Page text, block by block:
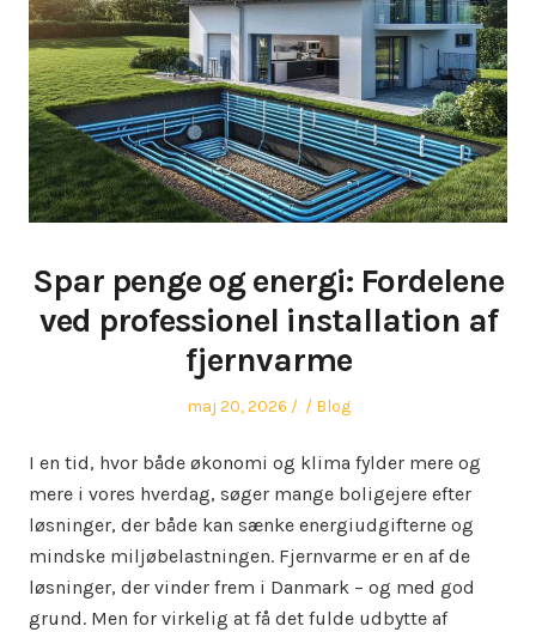
Spar penge og energi: Fordelene
ved professionel installation af
fjernvarme
Posted
maj 20, 2026 Author
Posted
Blog
I en tid, hvor både økonomi og klima fylder mere og
mere i vores hverdag, søger mange boligejere efter
løsninger, der både kan sænke energiudgifterne og
mindske miljøbelastningen. Fjernvarme er en af de
løsninger, der vinder frem i Danmark – og med god
grund. Men for virkelig at få det fulde udbytte af